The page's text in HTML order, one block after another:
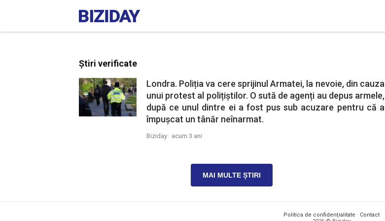
Știri verificate
Londra. Poliția va cere sprijinul Armatei, la nevoie, din cauza
unui protest al polițiștilor. O sută de agenți au depus armele,
după ce unul dintre ei a fost pus sub acuzare pentru că a
împușcat un tânăr neînarmat.
Biziday · acum 3 ani
MAI MULTE ȘTIRI
Politica de confidențialitate · Contact